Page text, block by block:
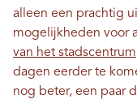
alleen een prachtig
mogelijkheden voor
van het stadscentrum
dagen eerder te
nog beter, een paar